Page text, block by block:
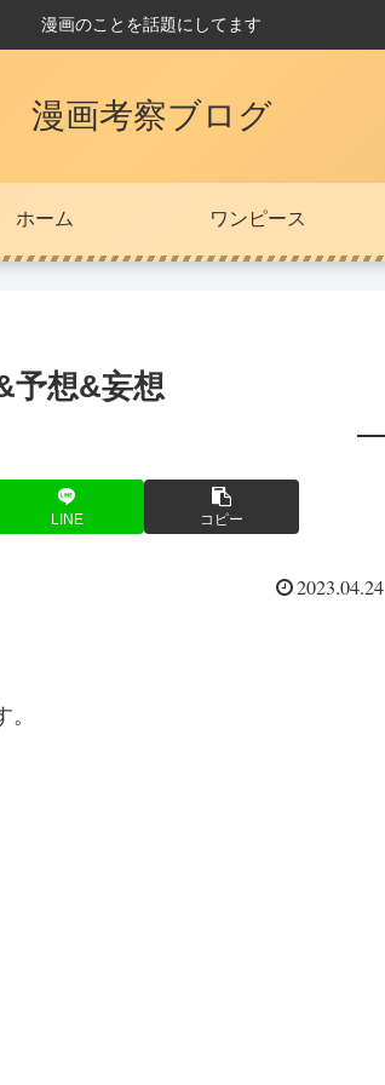
漫画のことを話題にしてます
漫画考察ブログ
ホーム ワンピース
予想&妄想
LINE コピー
2023.04.24